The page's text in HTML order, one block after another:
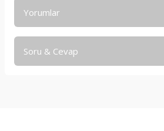
Yorumlar
Soru & Cevap